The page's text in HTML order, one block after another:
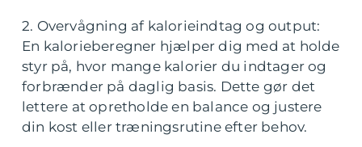
2. Overvågning af kalorieindtag og output:
En kalorieberegner hjælper dig med at holde
styr på, hvor mange kalorier du indtager og
forbrænder på daglig basis. Dette gør det
lettere at opretholde en balance og justere
din kost eller træningsrutine efter behov.